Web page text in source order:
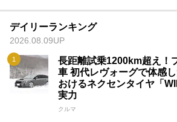
デイリーランキング
2026.08.09UP
長距離試乗1200km超え！
車 初代レヴォーグで体感
おけるネクセンタイヤ「
実力
クルマ